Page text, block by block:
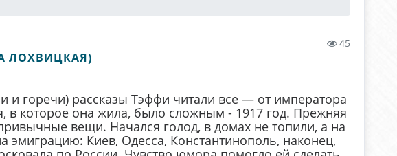
45
ЛОХВИЦКАЯ)
и горечи) рассказы Тэффи читали все — от императора
в которое она жила, было сложным - 1917 год. Прежняя
вещи. Начался голод, в домах не топили, а на
эмиграцию: Киев, Одесса, Константинополь, наконец,